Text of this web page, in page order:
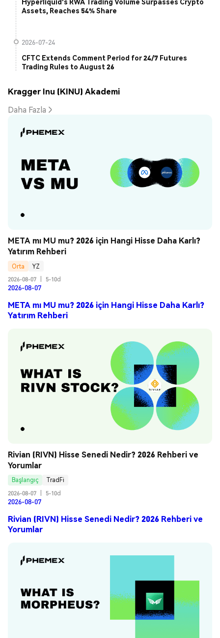
Assets, Reaches 54% Share
2026-07-24
CFTC Extends Comment Period for 24/7 Futures
Trading Rules to August 26
Kragger Inu (KINU) Akademi
Daha Fazla
META mı MU mu? 2026 için Hangi Hisse Daha Karlı?
Yatırım Rehberi
Orta
YZ
2026-08-07
5-10d
2026-08-07
META mı MU mu? 2026 için Hangi Hisse Daha Karlı?
Yatırım Rehberi
Rivian (RIVN) Hisse Senedi Nedir? 2026 Rehberi ve
Yorumlar
Başlangıç
TradFi
2026-08-07
5-10d
2026-08-07
Rivian (RIVN) Hisse Senedi Nedir? 2026 Rehberi ve
Yorumlar